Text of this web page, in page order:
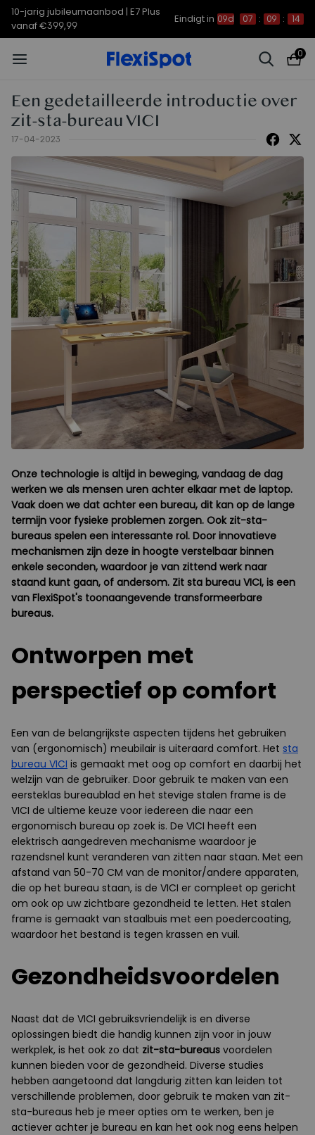
10-jarig jubileumaanbod | E7 Plus
vanaf €399,99
Eindigt in 09d 07 : 09 : 14
0
Een gedetailleerde introductie over
zit-sta-bureau VICI
17-04-2023
Onze technologie is altijd in beweging, vandaag de dag
werken we als mensen uren achter elkaar met de laptop.
Vaak doen we dat achter een bureau, dit kan op de lange
termijn voor fysieke problemen zorgen. Ook zit-sta-
bureaus spelen een interessante rol. Door innovatieve
mechanismen zijn deze in hoogte verstelbaar binnen
enkele seconden, waardoor je van zittend werk naar
staand kunt gaan, of andersom. Zit sta bureau VICI, is een
van FlexiSpot's toonaangevende transformeerbare
bureaus.
Ontworpen met
perspectief op comfort
Een van de belangrijkste aspecten tijdens het gebruiken
van (ergonomisch) meubilair is uiteraard comfort. Het sta
bureau VICI is gemaakt met oog op comfort en daarbij het
welzijn van de gebruiker. Door gebruik te maken van een
eersteklas bureaublad en het stevige stalen frame is de
VICI de ultieme keuze voor iedereen die naar een
ergonomisch bureau op zoek is. De VICI heeft een
elektrisch aangedreven mechanisme waardoor je
razendsnel kunt veranderen van zitten naar staan. Met een
afstand van 50-70 CM van de monitor/andere apparaten,
die op het bureau staan, is de VICI er compleet op gericht
om ook op uw zichtbare gezondheid te letten. Het stalen
frame is gemaakt van staalbuis met een poedercoating,
waardoor het bestand is tegen krassen en vuil.
Gezondheidsvoordelen
Naast dat de VICI gebruiksvriendelijk is en diverse
oplossingen biedt die handig kunnen zijn voor in jouw
werkplek, is het ook zo dat zit-sta-bureaus voordelen
kunnen bieden voor de gezondheid. Diverse studies
hebben aangetoond dat langdurig zitten kan leiden tot
verschillende problemen, door gebruik te maken van zit-
sta-bureaus heb je meer opties om te werken, ben je
actiever achter je bureau en kan het ook nog eens helpen